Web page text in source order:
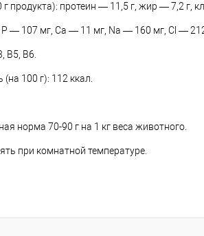
продукта): протеин — 11,5 г, жир — 7,2 г,
P — 107 мг, Са — 11 мг, Na — 160 мг, Cl —
B5, B6.
(на 100 г): 112 ккал.
норма 70-90 г на 1 кг веса животного.
при комнатной температуре.